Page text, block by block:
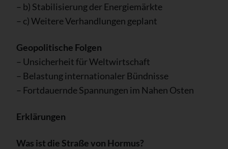
– b) Stabilisierung der Energiemärkte
– c) Weitere Verhandlungen geplant
Geopolitische Folgen
– Unsicherheit für Weltwirtschaft
– Belastung internationaler Bündnisse
– Fortdauernde Spannungen im Nahen Osten
Erklärungen
Was ist die Straße von Hormus?